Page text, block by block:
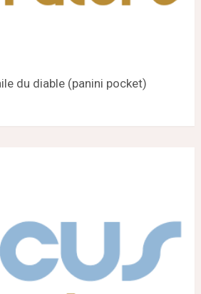
du diable (panini pocket)